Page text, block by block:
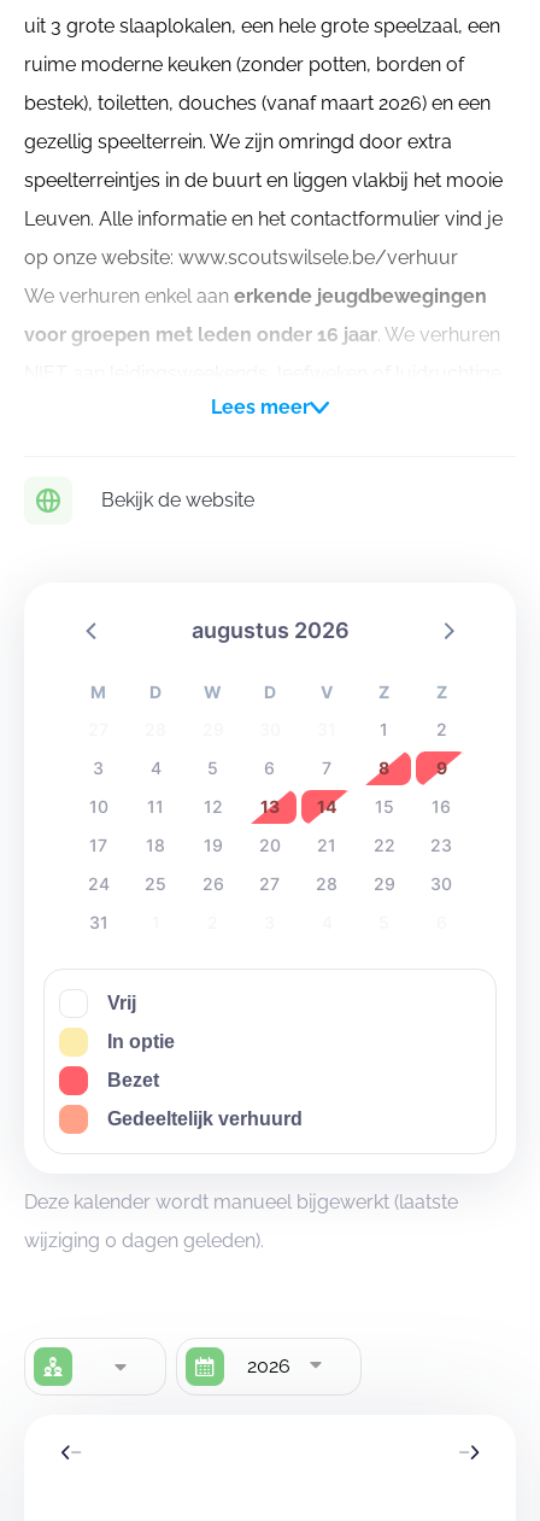
uit 3 grote slaaplokalen, een hele grote speelzaal, een
ruime moderne keuken (zonder potten, borden of
bestek), toiletten, douches (vanaf maart 2026) en een
gezellig speelterrein. We zijn omringd door extra
speelterreintjes in de buurt en liggen vlakbij het mooie
Leuven. Alle informatie en het contactformulier vind je
op onze website: www.scoutswilsele.be/verhuur
We verhuren enkel aan erkende jeugdbewegingen
voor groepen met leden onder 16 jaar. We verhuren
groepen. Aanvragen die niet binnen dit kader vallen,
Lees meer
Bekijk de website
augustus 2026
M D W D V Z
Z
1
2
3
4 5 6 7 8
9
10
11 12 13 14 15
16
17
18 19 20 21 22
23
24
25 26 27 28 29
30
31
Vrij
In optie
Bezet
Gedeeltelijk verhuurd
Deze kalender wordt manueel bijgewerkt (laatste
wijziging 0 dagen geleden).
2026